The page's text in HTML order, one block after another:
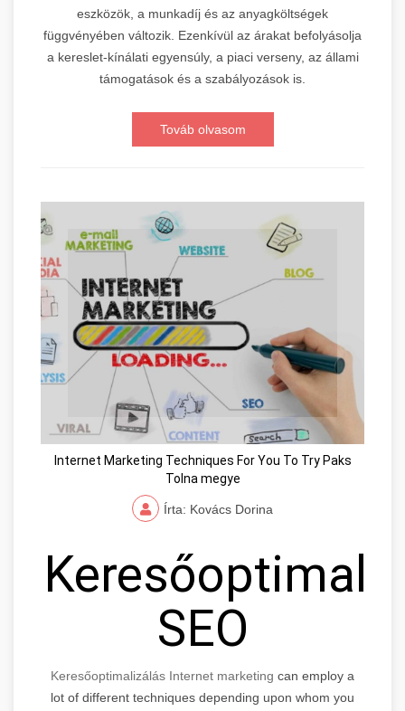
eszközök, a munkadíj és az anyagköltségek
függvényében változik. Ezenkívül az árakat befolyásolja
a kereslet-kínálati egyensúly, a piaci verseny, az állami
támogatások és a szabályozások is.
Továb olvasom
Internet Marketing Techniques For You To Try Paks
Tolna megye
Írta: Kovács Dorina
SEO
Keresőoptimalizálás Internet marketing can employ a
lot of different techniques depending upon whom you